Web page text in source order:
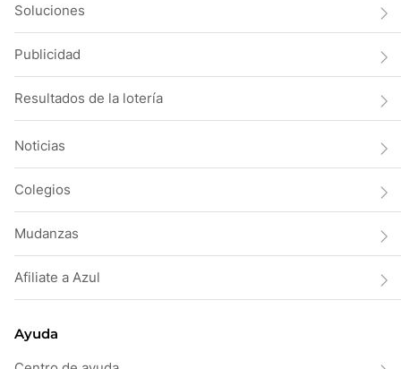
Soluciones
Publicidad
Resultados de la lotería
Noticias
Colegios
Mudanzas
Afiliate a Azul
Ayuda